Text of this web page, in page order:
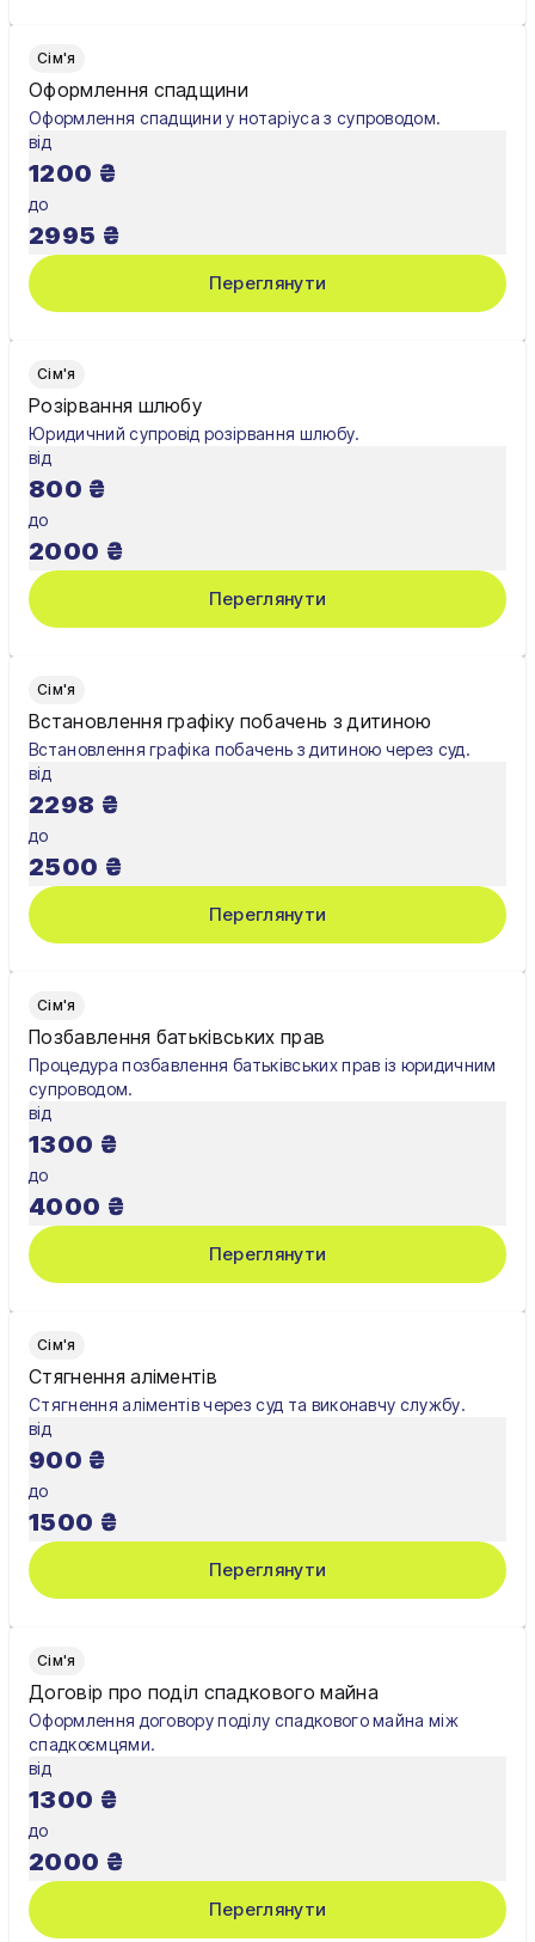
Київ
Львів
Сім'я
Оформлення спадщини
Оформлення спадщини у нотаріуса з супроводом.
від
1200 ₴
до
2995 ₴
Переглянути
Сім'я
Розірвання шлюбу
Юридичний супровід розірвання шлюбу.
від
800 ₴
до
2000 ₴
Переглянути
Сім'я
Встановлення графіку побачень з дитиною
Встановлення графіка побачень з дитиною через суд.
від
2298 ₴
до
2500 ₴
Переглянути
Сім'я
Позбавлення батьківських прав
Процедура позбавлення батьківських прав із юридичним
супроводом.
від
1300 ₴
до
4000 ₴
Переглянути
Сім'я
Стягнення аліментів
Стягнення аліментів через суд та виконавчу службу.
від
900 ₴
до
1500 ₴
Переглянути
Сім'я
Договір про поділ спадкового майна
Оформлення договору поділу спадкового майна між
спадкоємцями.
від
1300 ₴
до
2000 ₴
Переглянути